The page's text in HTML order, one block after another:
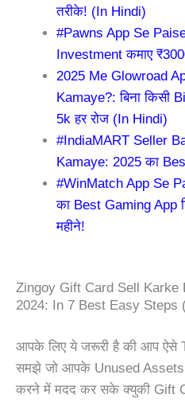
तरीके! (In Hindi)
#Pawns App Se
Investment कमाए
2025 Me Glowroad
Kamaye?: बिना
5k हर रोज (In Hindi)
#IndiaMART Seller
Kamaye: 2025 का
#WinMatch App Se
का Best Gaming App
महीने!
Zingoy Gift Card Sell Karke
2024: In 7 Best Easy Steps
आपके लिए ये जरूरी है की आप ऐसे
समझे जो आपके Unused
करने में मदद कर सके क्युकी Gift